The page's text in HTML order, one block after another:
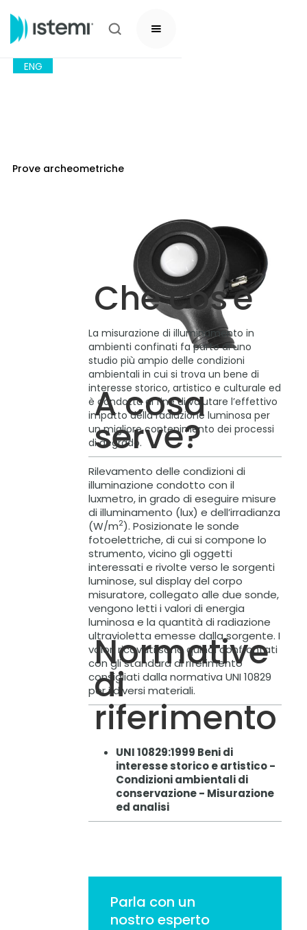
ENG
Prove archeometriche
Che cos'è
La misurazione di illuminamento in
ambienti confinati fa parte di uno
studio più ampio delle condizioni
ambientali in cui si trova un bene di
interesse storico, artistico e culturale ed
è condotta al fine di valutare l’effettivo
impatto della radiazione luminosa per
un migliore contenimento dei processi
di degrado.
A cosa
serve?
Rilevamento delle condizioni di
illuminazione condotto con il
luxmetro, in grado di eseguire misure
di illuminamento (lux) e dell’irradianza
(W/m2). Posizionate le sonde
fotoelettriche, di cui si compone lo
strumento, vicino gli oggetti
interessati e rivolte verso le sorgenti
luminose, sul display del corpo
misuratore, collegato alle due sonde,
vengono letti i valori di energia
luminosa e la quantità di radiazione
ultravioletta emesse dalla sorgente. I
valori ricavati sono quindi confrontati
con gli standard di riferimento
consigliati dalla normativa UNI 10829
per i diversi materiali.
Normative
di
riferimento
UNI 10829:1999 Beni di
interesse storico e artistico -
Condizioni ambientali di
conservazione - Misurazione
ed analisi
Parla con un
nostro esperto